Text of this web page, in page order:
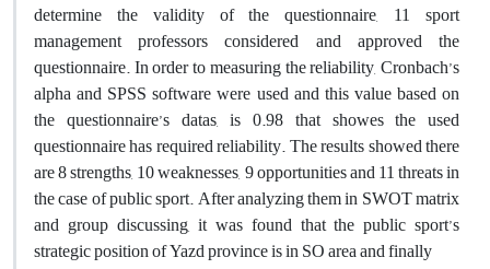
determine the validity of the questionnaire, 11 sport
management professors considered and approved the
questionnaire. In order to measuring the reliability, Cronbach’s
alpha and SPSS software were used and this value based on
the questionnaire’s datas, is 0.98 that showes the used
questionnaire has required reliability. The results showed there
are 8 strengths, 10 weaknesses, 9 opportunities and 11 threats in
the case of public sport. After analyzing them in SWOT matrix
and group discussing, it was found that the public sport’s
strategic position of Yazd province is in SO area and finally